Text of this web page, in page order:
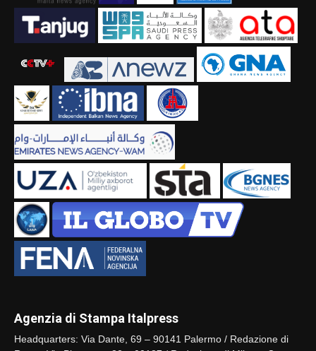
Agenzia di Stampa Italpress
Headquarters: Via Dante, 69 – 90141 Palermo / Redazione di